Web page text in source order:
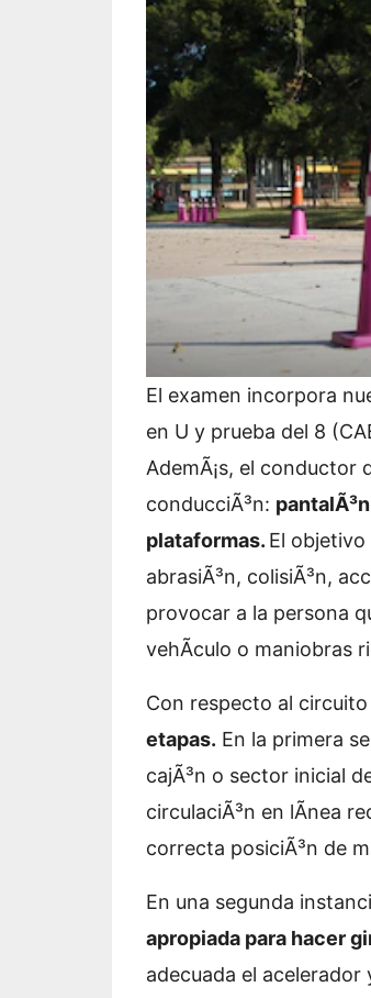
El examen incorpora
en U y prueba del 8
AdemÃ¡s, el conductor
conducciÃ³n:
plataformas. El
abrasiÃ³n, colisiÃ³n,
provocar a la persona
vehÃ­culo o maniobras
Con respecto al
etapas. En la primera
cajÃ³n o sector inicial
circulaciÃ³n en lÃ­nea
correcta posiciÃ³n de
En una segunda
apropiada para hacer
adecuada el